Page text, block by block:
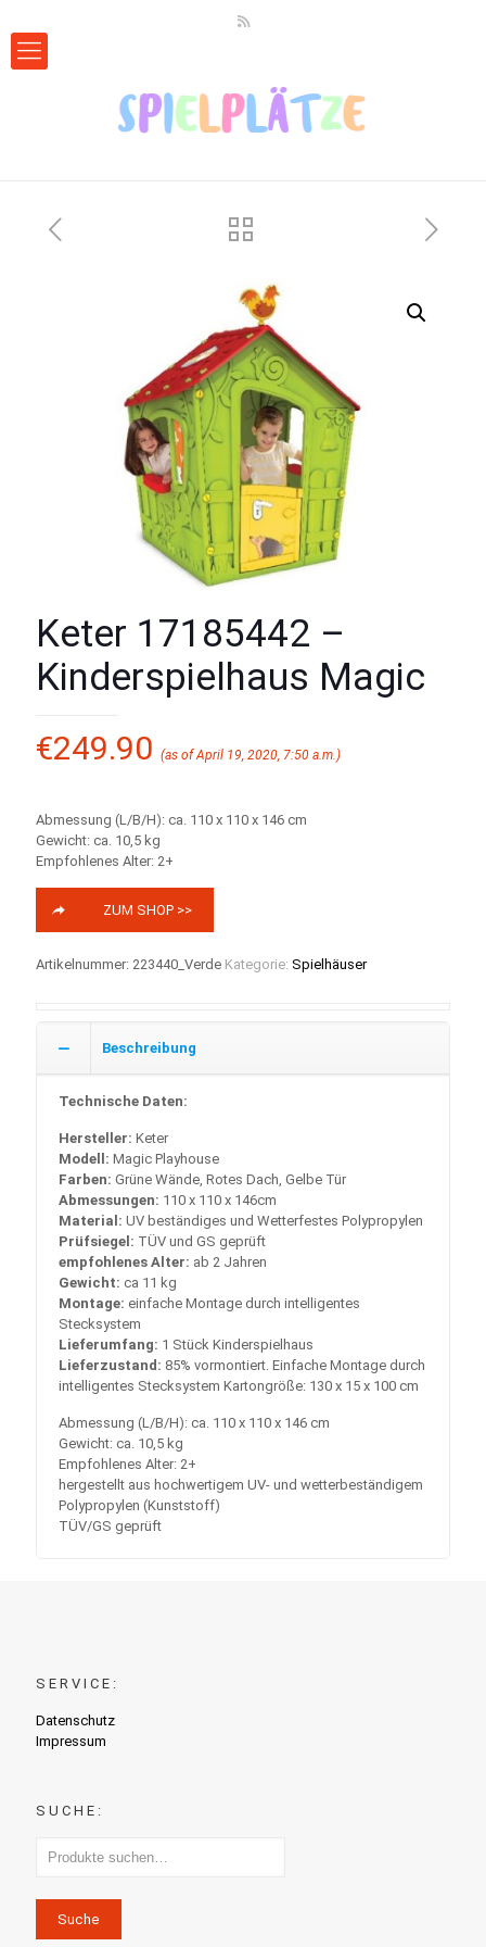
Keter 17185442 –
Kinderspielhaus Magic
€249.90 (as of April 19, 2020, 7:50 a.m.)
Abmessung (L/B/H): ca. 110 x 110 x 146 cm
Gewicht: ca. 10,5 kg
Empfohlenes Alter: 2+
ZUM SHOP >>
Artikelnummer: 223440_Verde Kategorie: Spielhäuser
Beschreibung
Technische Daten:
Hersteller: Keter
Modell: Magic Playhouse
Farben: Grüne Wände, Rotes Dach, Gelbe Tür
Abmessungen: 110 x 110 x 146cm
Material: UV beständiges und Wetterfestes Polypropylen
Prüfsiegel: TÜV und GS geprüft
empfohlenes Alter: ab 2 Jahren
Gewicht: ca 11 kg
Montage: einfache Montage durch intelligentes
Stecksystem
Lieferumfang: 1 Stück Kinderspielhaus
Lieferzustand: 85% vormontiert. Einfache Montage durch
intelligentes Stecksystem Kartongröße: 130 x 15 x 100 cm
Abmessung (L/B/H): ca. 110 x 110 x 146 cm
Gewicht: ca. 10,5 kg
Empfohlenes Alter: 2+
hergestellt aus hochwertigem UV- und wetterbeständigem
Polypropylen (Kunststoff)
TÜV/GS geprüft
SERVICE:
Datenschutz
Impressum
SUCHE:
Suche